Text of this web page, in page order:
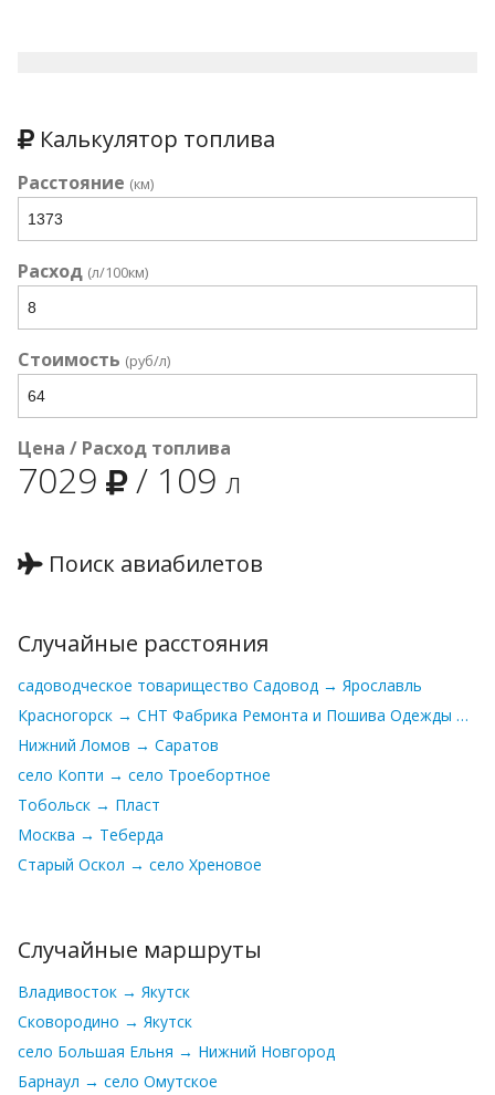
Калькулятор топлива
Расстояние (км)
Расход (л/100км)
Стоимость (руб/л)
Цена / Расход топлива
7029 / 109 л
Поиск авиабилетов
Случайные расстояния
садоводческое товарищество Садовод → Ярославль
Красногорск → СНТ Фабрика Ремонта и Пошива Одежды № 12
Нижний Ломов → Саратов
село Копти → село Троебортное
Тобольск → Пласт
Москва → Теберда
Старый Оскол → село Хреновое
Случайные маршруты
Владивосток → Якутск
Сковородино → Якутск
село Большая Ельня → Нижний Новгород
Барнаул → село Омутское